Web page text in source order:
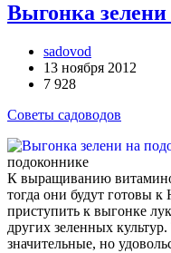
Выгонка
sadovod
13 ноября 2012
7 928
Советы садоводов
подоконнике
К выращиванию
тогда они будут готовы
приступить к выгонке
других зеленных
значительные, но